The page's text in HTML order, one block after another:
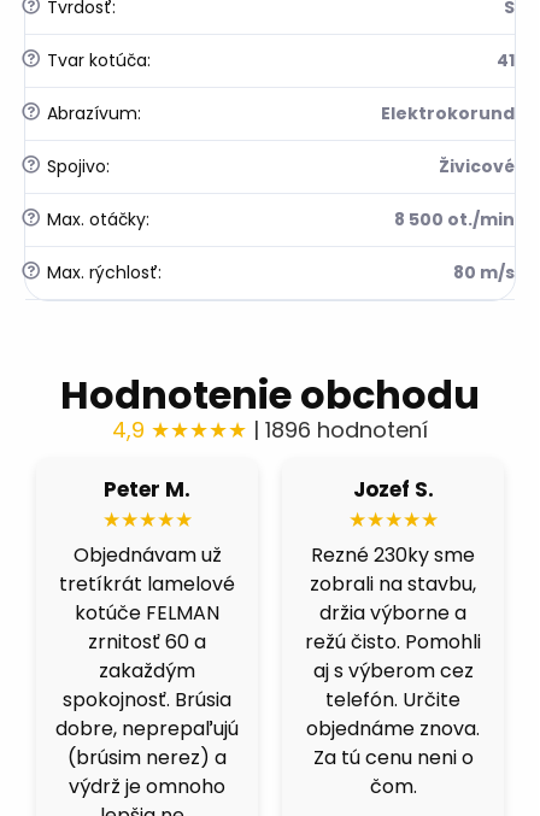
? Tvrdosť: S
? Tvar kotúča: 41
? Abrazívum: Elektrokorund
? Spojivo: Živicové
? Max. otáčky: 8 500 ot./min
? Max. rýchlosť: 80 m/s
Hodnotenie obchodu
4,9 ★★★★★ | 1896 hodnotení
Róbert H.
★★★★★
Fíbre 80 nás
celkom prekvapili.
Brúsime čiernu
ocel a berú fest
dobre, nepália a
nenechávajú
stopu. Čoskoro
objednáme dalšie.
Fero B.
★★★★★
Výborná cena a
kvalita. Skúšal som
viacero obchodov,
ale kotucovo má
fakt dobrý pomer.
125ky premium
inox idú ako do
masla.